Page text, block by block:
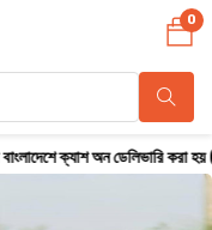
করা হয় ( ২৪ থেকে ৭২
0